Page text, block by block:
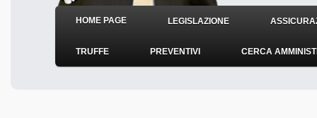
HOME PAGE LEGISLAZIONE
TRUFFE PREVENTIVI CERCA